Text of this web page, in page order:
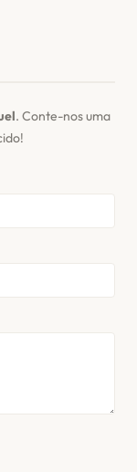
. Conte-nos uma